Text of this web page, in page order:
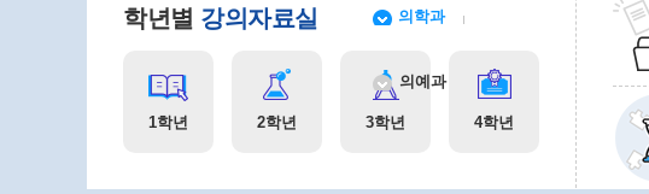
학년별 강의자료실 의학과
1학년 2학년 3학년 4학년
의예과